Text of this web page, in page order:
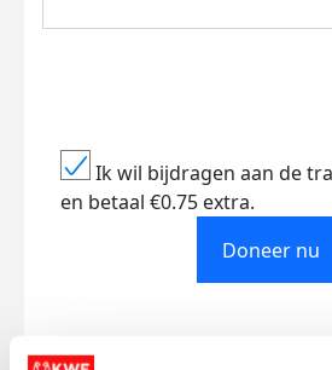
Ik wil bijdragen aan de
en betaal €0.75 extra.
Doneer nu